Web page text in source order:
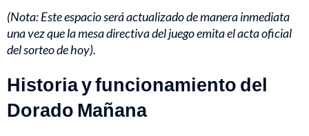
(Nota: Este espacio será actualizado de manera inmediata
una vez que la mesa directiva del juego emita el acta oficial
del sorteo de hoy).
Historia y funcionamiento del
Dorado Mañana